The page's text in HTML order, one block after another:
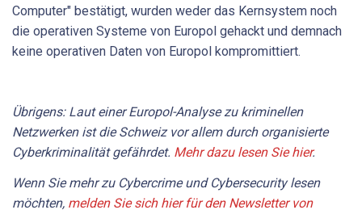
Computer" bestätigt, wurden weder das Kernsystem noch
die operativen Systeme von Europol gehackt und demnach
keine operativen Daten von Europol kompromittiert.
Übrigens: Laut einer Europol-Analyse zu kriminellen
Netzwerken ist die Schweiz vor allem durch organisierte
Cyberkriminalität gefährdet. Mehr dazu lesen Sie hier.
Wenn Sie mehr zu Cybercrime und Cybersecurity lesen
möchten, melden Sie sich hier für den Newsletter von